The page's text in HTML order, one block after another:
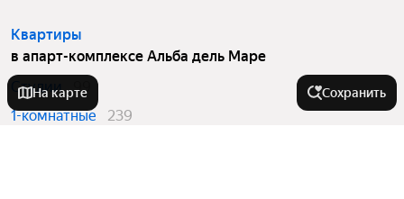
Квартиры
в апарт-комплексе Альба дель Маре
Студии
99
1-комнатные
239
На карте Сохранить